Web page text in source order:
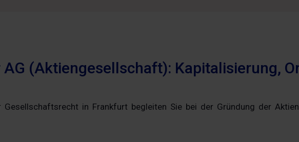
(Aktiengesellschaft): Kapitalisierung,
Gesellschaftsrecht in Frankfurt begleiten Sie bei der Gründung der